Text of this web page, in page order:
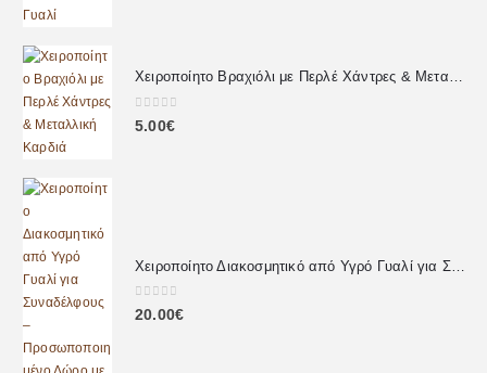
Χειροποίητο Βραχιόλι με Περλέ Χάντρες & Μεταλλική Καρδιά
0 out of 5
5.00€
0out of 5
20.00€